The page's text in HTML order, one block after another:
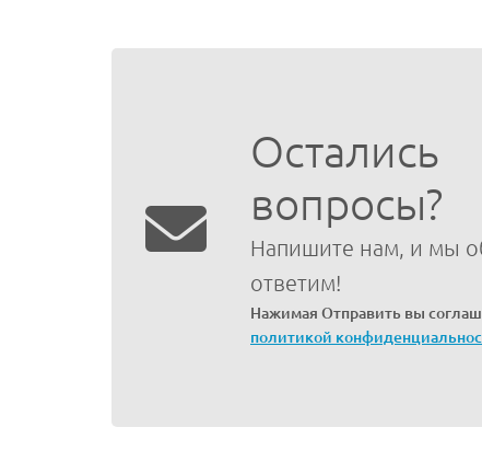
Остались
вопросы?
Напишите нам, и мы
ответим!
Нажимая Отправить вы
политикой